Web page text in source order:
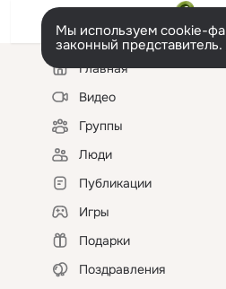
Мы используем cookie-
законный представитель.
Левая
колонкаГлавная
Видео
Группы
Люди
Публикации
Игры
Подарки
Поздравления